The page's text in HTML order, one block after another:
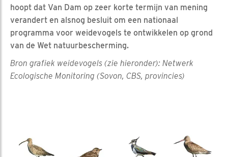
hoopt dat Van Dam op zeer korte termijn van mening
verandert en alsnog besluit om een nationaal
programma voor weidevogels te ontwikkelen op grond
van de Wet natuurbescherming.
Bron grafiek weidevogels (zie hieronder): Netwerk
Ecologische Monitoring (Sovon, CBS, provincies)